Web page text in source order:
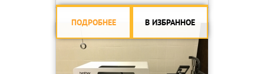
ПОДРОБНЕЕ В ИЗБРАННОЕ